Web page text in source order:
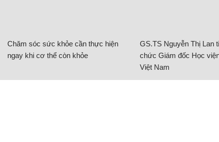
Chăm sóc sức khỏe cần thực hiện
ngay khi cơ thể còn khỏe
GS.TS Nguyễn Thị Lan
chức Giám đốc Học
Việt Nam